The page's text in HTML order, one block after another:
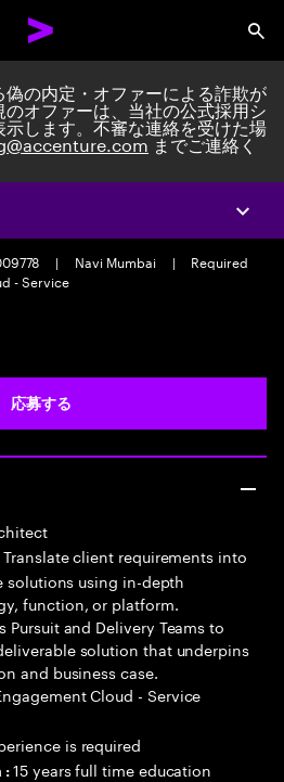
の内定・オファーによる詐欺が
オファーは、当社の公式採用シ
します。不審な連絡を受けた場
までご連絡く
| Navi Mumbai |
Required
- Service
【首都圏エリア】契約社員（給
応募する
Translate client requirements into
using in-depth
function, or platform.
and Delivery Teams to
solution that underpins
and business case.
Cloud - Service
is required
:15 years full time education